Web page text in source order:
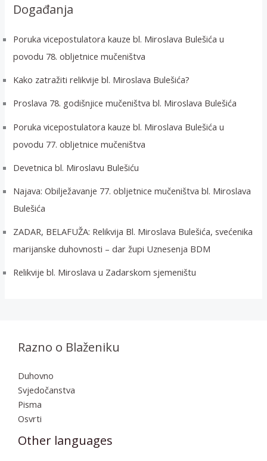
:Događanja
Poruka vicepostulatora kauze bl. Miroslava Bulešića u
povodu 78. obljetnice mučeništva
Kako zatražiti relikvije bl. Miroslava Bulešića?
Proslava 78. godišnjice mučeništva bl. Miroslava Bulešića
Poruka vicepostulatora kauze bl. Miroslava Bulešića u
povodu 77. obljetnice mučeništva
Devetnica bl. Miroslavu Bulešiću
Najava: Obilježavanje 77. obljetnice mučeništva bl. Miroslava
Bulešića
ZADAR, BELAFUŽA: Relikvija Bl. Miroslava Bulešića, svećenika
marijanske duhovnosti – dar župi Uznesenja BDM
Relikvije bl. Miroslava u Zadarskom sjemeništu
Razno o Blaženiku
Duhovno
Svjedočanstva
Pisma
Osvrti
Other languages